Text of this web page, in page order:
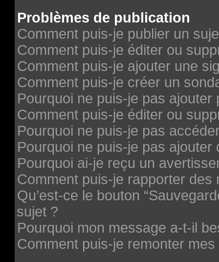
Problèmes de publication
Comment puis-je publier un
Comment puis-je éditer ou
Comment puis-je ajouter une
Comment puis-je créer un
Pourquoi ne puis-je pas ajouter
Comment puis-je éditer ou
Pourquoi ne puis-je pas
Pourquoi ne puis-je pas ajouter
Pourquoi ai-je reçu un
Comment puis-je rapporter
Qu’est-ce le bouton
sujet ?
Pourquoi mon message a-t-il
Comment puis-je remonter